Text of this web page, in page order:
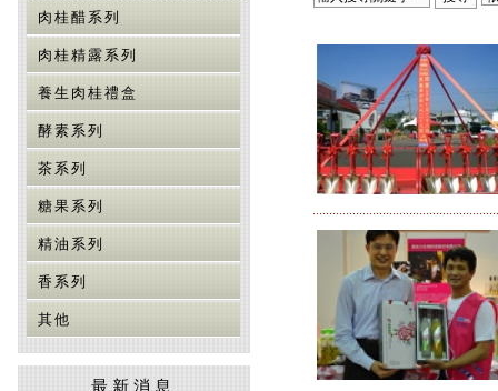
肉桂醋系列
肉桂精露系列
養生肉桂禮盒
酵素系列
茶系列
糖果系列
精油系列
香系列
其他
最新消息